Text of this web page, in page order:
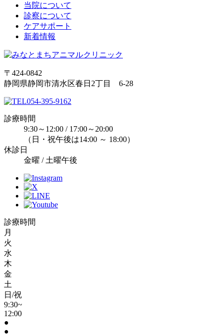
当院について
診察について
ケアサポート
新着情報
〒424-0842
静岡県静岡市清水区春日2丁目 6-28
054-395-9162
診療時間
9:30～12:00 / 17:00～20:00
（日・祝午後は14:00 ～ 18:00）
休診日
金曜 / 土曜午後
診療時間
月
火
水
木
金
土
日/祝
9:30~
12:00
●
●